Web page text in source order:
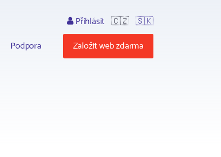
Podpora
Přihlásit 🇨🇿 🇸🇰
Založit web zdarma